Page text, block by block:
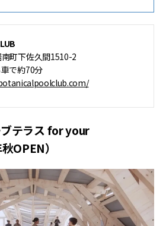
南町下佐久間1510-2
車で約70分
ブテラス for your
OPEN）